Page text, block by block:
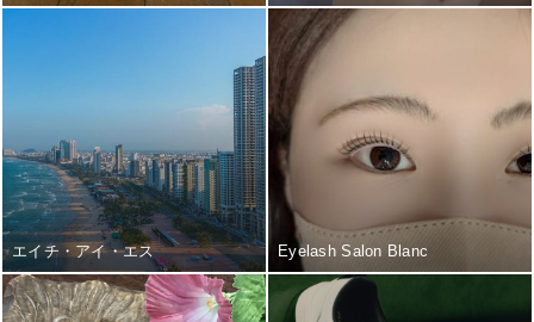
エイチ・アイ・エス Eyelash Salon Blanc